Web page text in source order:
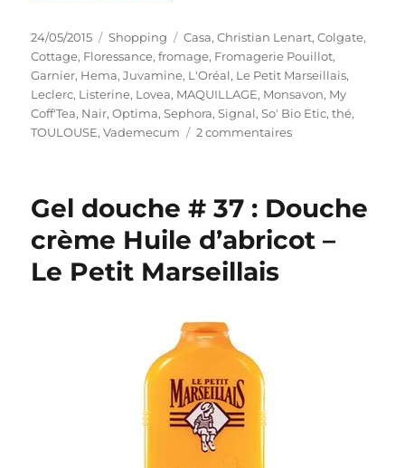
Publié
le
24/05/2015 Catégories
Shopping Étiquettes
Casa,Christian Lenart,Colgate,
Cottage, Floressance,fromage, Fromagerie Pouillot,
Garnier, Hema,Juvamine, L'Oréal, Le Petit Marseillais,
Leclerc, Listerine, Lovea, MAQUILLAGE, Monsavon, My
Coff'Tea, Nair,Optima,Sephora,Signal,So' Bio Etic,thé,
TOULOUSE,Vademecum 2 commentairessur
:
thérapie
Gel douche # 37 : Douche
crème Huile d’abricot –
Le Petit Marseillais